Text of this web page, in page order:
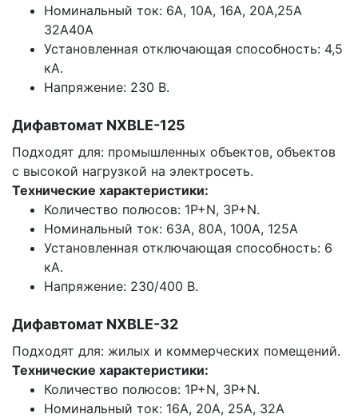
Номинальный ток: 6А, 10А, 16А, 20А,25А
32А40А
Установленная отключающая способность: 4,5
кА.
Напряжение: 230 В.
Дифавтомат NXBLE-125
Подходят для: промышленных объектов, объектов
с высокой нагрузкой на электросеть.
Технические характеристики:
Количество полюсов: 1P+N, 3P+N.
Номинальный ток: 63А, 80А, 100А, 125А
Установленная отключающая способность: 6
кА.
Напряжение: 230/400 В.
Дифавтомат NXBLE-32
Подходят для: жилых и коммерческих помещений.
Технические характеристики:
Количество полюсов: 1P+N, 3P+N.
Номинальный ток: 16А, 20А, 25А, 32А